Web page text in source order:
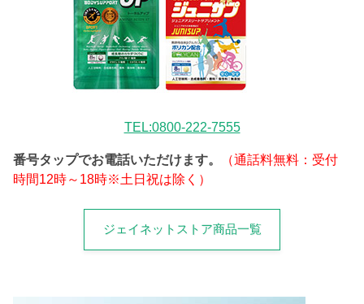
TEL:0800-222-7555
番号タップでお電話いただけます。
（通話料無料：受付
時間12時～18時※土日祝は除く）
ジェイネットストア商品一覧